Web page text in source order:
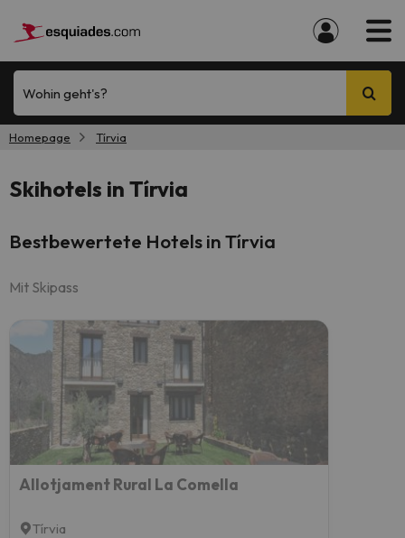
Wohin geht's?
Homepage Tírvia
Skihotels in Tírvia
Bestbewertete Hotels in Tírvia
Mit Skipass
Allotjament Rural La Comella
Tírvia